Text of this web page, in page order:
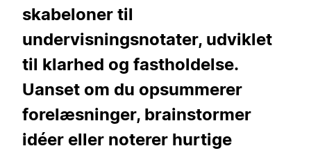
skabeloner til
undervisningsnotater, udviklet
til klarhed og fastholdelse.
Uanset om du opsummerer
forelæsninger, brainstormer
idéer eller noterer hurtige